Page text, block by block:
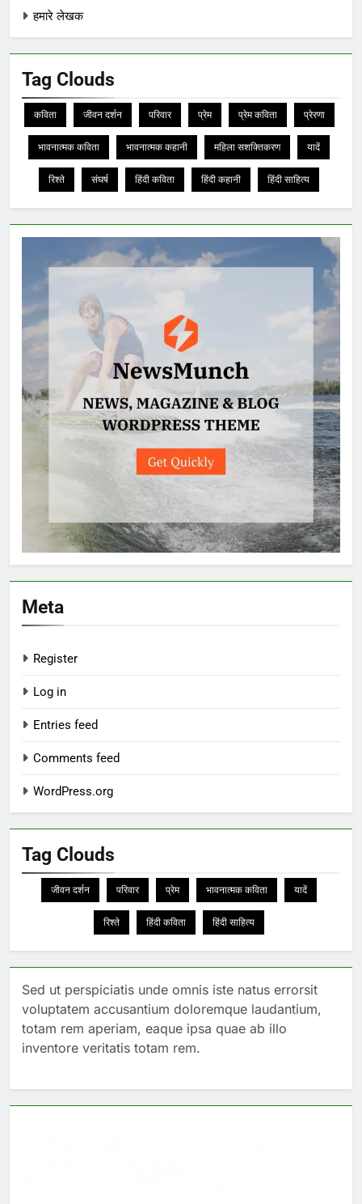
हमारे लेखक
Tag Clouds
कविता जीवन दर्शन परिवार प्रेम प्रेम कविता प्रेरणा
भावनात्मक कविता भावनात्मक कहानी महिला सशक्तिकरण यादें
रिश्ते संघर्ष हिंदी कविता हिंदी कहानी हिंदी साहित्य
Meta
Register
Log in
Entries feed
Comments feed
WordPress.org
Tag Clouds
जीवन दर्शन परिवार प्रेम भावनात्मक कविता यादें
रिश्ते हिंदी कविता हिंदी साहित्य
Sed ut perspiciatis unde omnis iste natus errorsit
voluptatem accusantium doloremque laudantium,
totam rem aperiam, eaque ipsa quae ab illo
inventore veritatis totam rem.